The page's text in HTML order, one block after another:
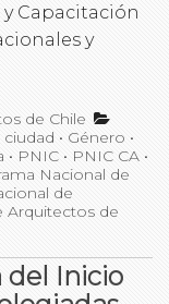
Capacitación
y
de Chile
ciudad • Género •
• PNIC • PNIC CA •
Nacional de
de
Arquitectos de
del Inicio